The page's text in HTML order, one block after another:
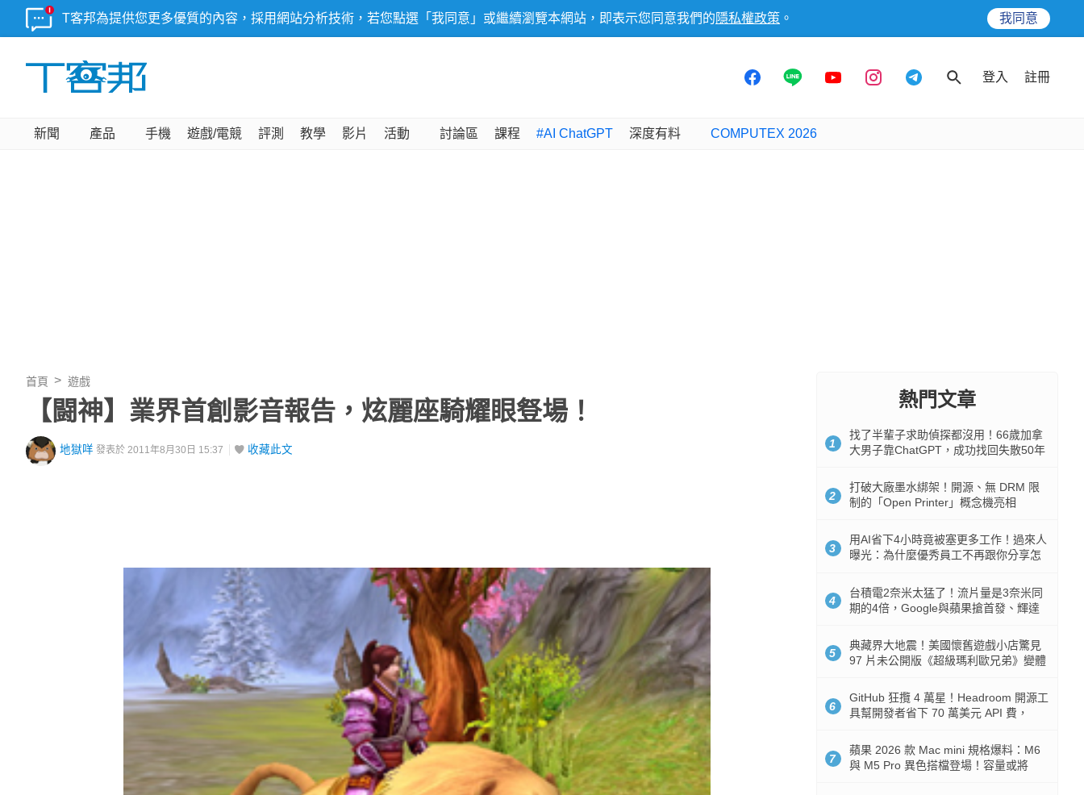
T客邦為提供您更多優質的內容，採用網站分析技術，若您點選「我同意」或繼續瀏覽本網站，即表示您同意我們的 隱私權政策 。 我同意
登入 註冊
新聞 產品 手機 遊戲/電競 評測 教學 影片 活動 討論區 課程 #AI ChatGPT 深度有料 COMPUTEX 2026
首頁 遊戲
【闘神】業界首創影音報告，炫麗座騎耀眼豋場！
地獄咩 發表於 2011年8月30日 15:37 收藏此文
熱門文章
1
找了半輩子求助偵探都沒用！66歲加拿
大男子靠ChatGPT，成功找回失散50年
2
打破大廠墨水綁架！開源、無 DRM 限
制的「Open Printer」概念機亮相
3
用AI省下4小時竟被塞更多工作！過來人
曝光：為什麼優秀員工不再跟你分享怎
4
台積電2奈米太猛了！流片量是3奈米同
期的4倍，Google與蘋果搶首發、輝達
5
典藏界大地震！美國懷舊遊戲小店驚見
97 片未公開版《超級瑪利歐兄弟》變體
6
GitHub 狂攬 4 萬星！Headroom 開源工
具幫開發者省下 70 萬美元 API 費，
7
蘋果 2026 款 Mac mini 規格爆料：M6
與 M5 Pro 異色搭檔登場！容量或將